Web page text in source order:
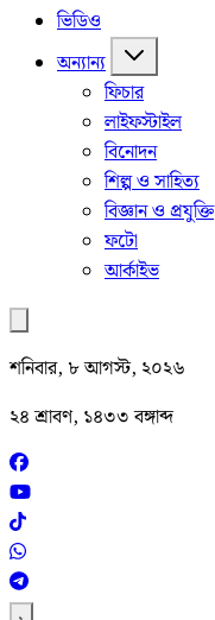
ভিডিও
অন্যান্য
ফিচার
লাইফস্টাইল
বিনোদন
শিল্প ও সাহিত্য
বিজ্ঞান ও প্রযুক্তি
ফটো
আর্কাইভ
শনিবার, ৮ আগস্ট, ২০২৬
২৪ শ্রাবণ, ১৪৩৩ বঙ্গাব্দ